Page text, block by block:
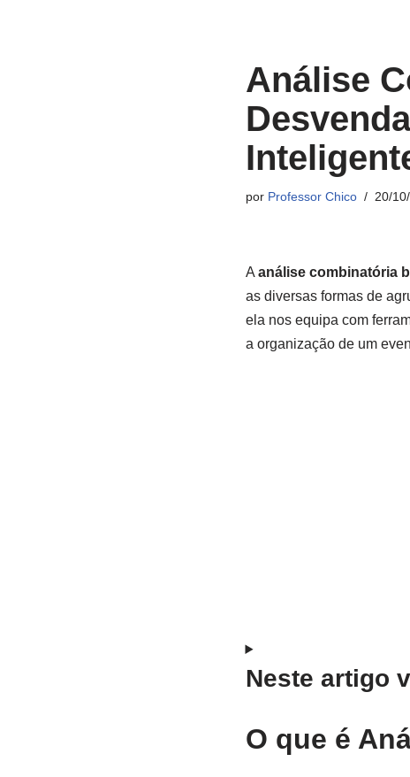
Análise
por Professor Chico 20/
A análise combinatória
as diversas formas de
ela nos equipa com
a organização de um
Neste artigo
O que é